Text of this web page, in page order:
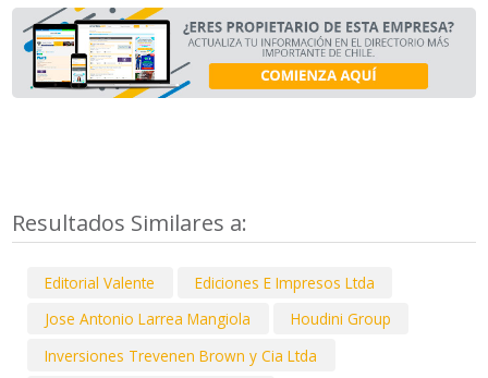
Resultados Similares a:
Editorial Valente
Ediciones E Impresos Ltda
Jose Antonio Larrea Mangiola
Houdini Group
Inversiones Trevenen Brown y Cia Ltda